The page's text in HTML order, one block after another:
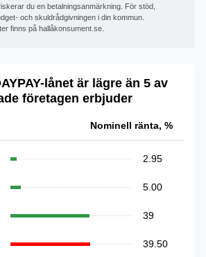
du en betalningsanmärkning. För stöd,
och skuldrådgivningen i din kommun.
finns på hallåkonsument.se.
lånet är lägre än 5 av
företagen erbjuder
Nominell ränta, %
2.95
5.00
39
39.50